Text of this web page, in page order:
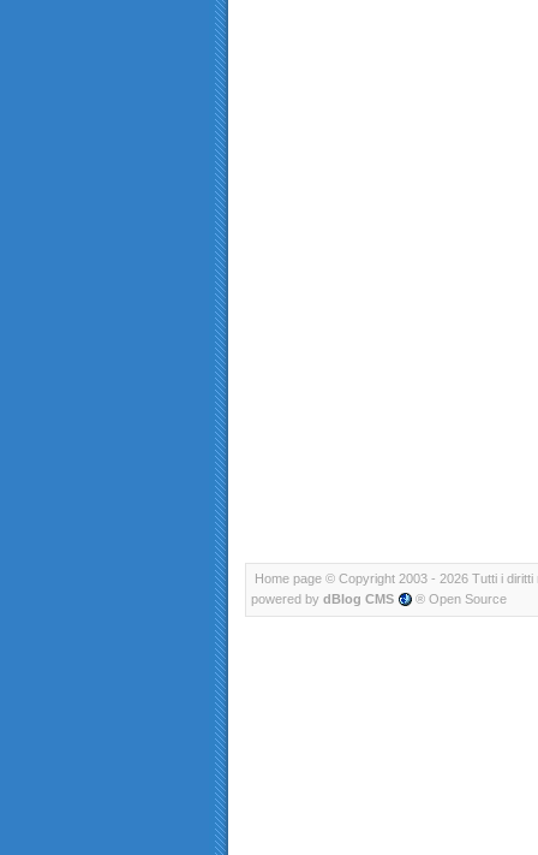
Home page © Copyright 2003 - 2026 Tutti i diritti
powered by dBlog CMS ® Open Source